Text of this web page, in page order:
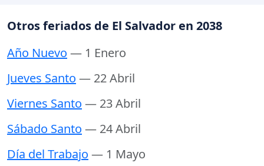
Otros feriados de El Salvador en 2038
Año Nuevo — 1 Enero
Jueves Santo — 22 Abril
Viernes Santo — 23 Abril
Sábado Santo — 24 Abril
Día del Trabajo — 1 Mayo